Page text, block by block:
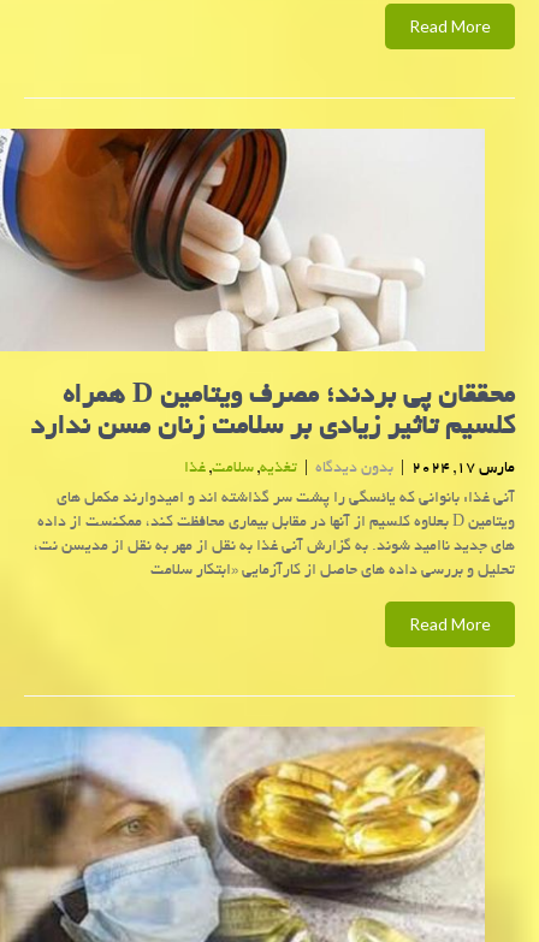
Read More
محققان پی بردند؛ مصرف ویتامین D همراه
کلسیم تاثیر زیادی بر سلامت زنان مسن ندارد
مارس 17, 2024 | بدون دیدگاه | تغذیه,سلامت,غذا
آنی غذا: بانوانی که یائسگی را پشت سر گذاشته اند و امیدوارند مکمل های
ویتامین D بعلاوه کلسیم از آنها در مقابل بیماری محافظت کند، ممکنست از داده
های جدید ناامید شوند. به گزارش آنی غذا به نقل از مهر به نقل از مدیسن نت،
تحلیل و بررسی داده های حاصل از کارآزمایی «ابتکار سلامت
Read More